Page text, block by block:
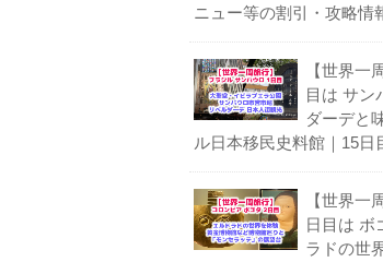
ニュー等の割引・攻略情
【世界一
目は サン
ダーデと
ル日本移民史料館｜15日
【世界一
日目は ボ
ラドの世